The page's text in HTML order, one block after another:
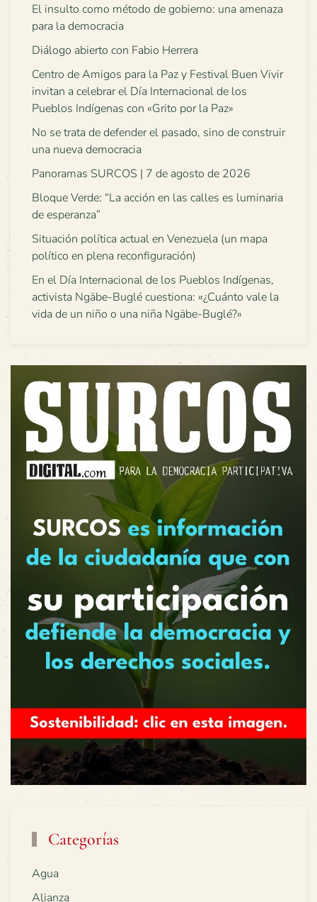
El insulto como método de gobierno: una amenaza
para la democracia
Diálogo abierto con Fabio Herrera
Centro de Amigos para la Paz y Festival Buen Vivir
invitan a celebrar el Día Internacional de los
Pueblos Indígenas con «Grito por la Paz»
No se trata de defender el pasado, sino de construir
una nueva democracia
Panoramas SURCOS | 7 de agosto de 2026
Bloque Verde: “La acción en las calles es luminaria
de esperanza”
Situación política actual en Venezuela (un mapa
político en plena reconfiguración)
En el Día Internacional de los Pueblos Indígenas,
activista Ngäbe-Buglé cuestiona: «¿Cuánto vale la
vida de un niño o una niña Ngäbe-Buglé?»
Categorías
Agua
Alianza